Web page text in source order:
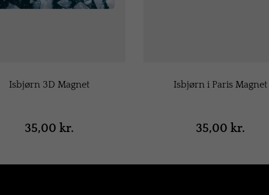
Isbjørn 3D Magnet
35,00 kr.
Isbjørn i Paris Magnet
35,00 kr.